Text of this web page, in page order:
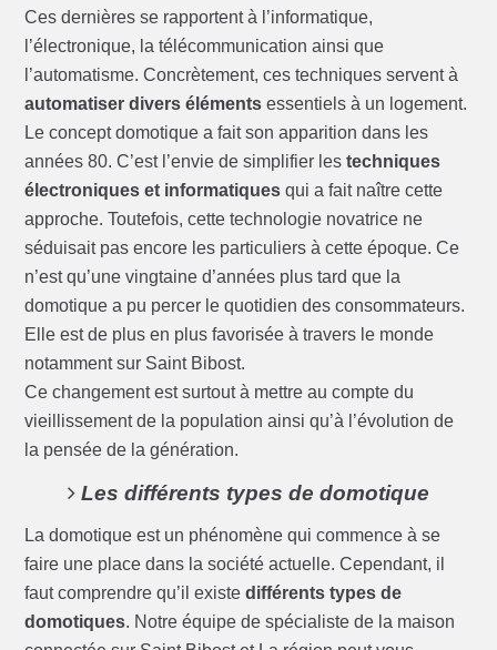
Ces dernières se rapportent à l’informatique,
l’électronique, la télécommunication ainsi que
l’automatisme. Concrètement, ces techniques servent à
automatiser divers éléments essentiels à un logement.
Le concept domotique a fait son apparition dans les
années 80. C’est l’envie de simplifier lestechniques
électroniques et informatiques qui a fait naître cette
approche. Toutefois, cette technologie novatrice ne
séduisait pas encore les particuliers à cette époque. Ce
n’est qu’une vingtaine d’années plus tard que la
domotique a pu percer le quotidien des consommateurs.
Elle est de plus en plus favorisée à travers le monde
notamment sur Saint Bibost.
Ce changement est surtout à mettre au compte du
vieillissement de la population ainsi qu’à l’évolution de
la pensée de la génération.
Les différents types de domotique
La domotique est un phénomène qui commence à se
faire une place dans la société actuelle. Cependant, il
faut comprendre qu’il existedifférents types de
domotiques. Notre équipe de spécialiste de la maison